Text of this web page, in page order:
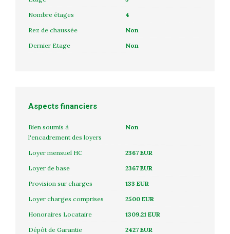
Nombre étages
4
Rez de chaussée
Non
Dernier Etage
Non
Aspects financiers
Bien soumis à
l'encadrement des loyers
Non
Loyer mensuel HC
2367 EUR
Loyer de base
2367 EUR
Provision sur charges
133 EUR
Loyer charges comprises
2500 EUR
Honoraires Locataire
1309.21 EUR
Dépôt de Garantie
2427 EUR